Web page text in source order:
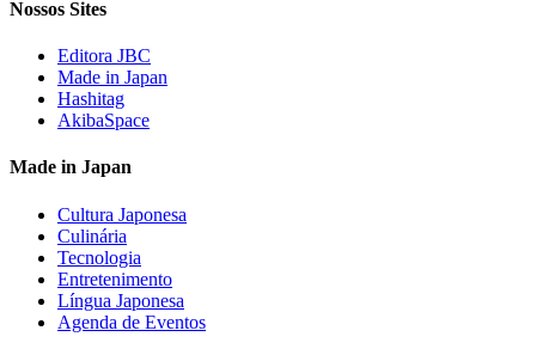
Nossos Sites
Editora JBC
Made in Japan
Hashitag
AkibaSpace
Made in Japan
Cultura Japonesa
Culinária
Tecnologia
Entretenimento
Língua Japonesa
Agenda de Eventos